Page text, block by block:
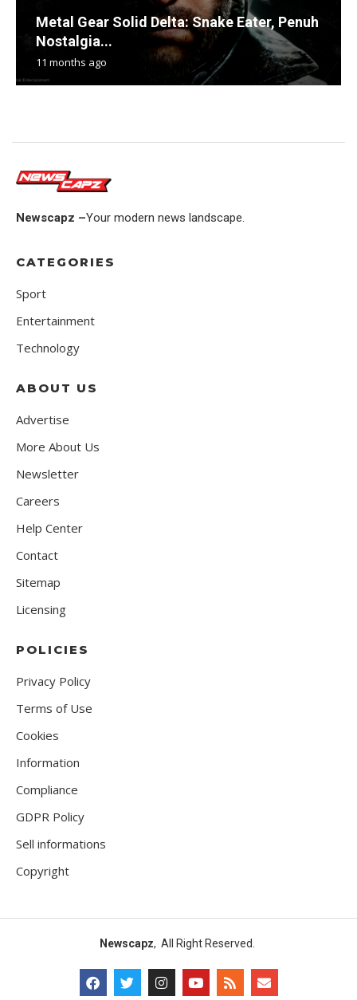
Metal Gear Solid Delta: Snake Eater, Penuh
Nostalgia...
11 months ago
Newscapz –Your modern news landscape.
CATEGORIES
Sport
Entertainment
Technology
ABOUT US
Advertise
More About Us
Newsletter
Careers
Help Center
Contact
Sitemap
Licensing
POLICIES
Privacy Policy
Terms of Use
Cookies
Information
Compliance
GDPR Policy
Sell informations
Copyright
Newscapz, All Right Reserved.